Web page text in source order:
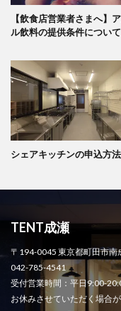
【飲食店営業者さまへ】
ル飲料の提供条件について
シェアキッチンの申込方
TENT成瀬
〒194-0045 東京都町田市
042-785-4541
受付営業時間：平日9:00-
お休みさせていただく場合が